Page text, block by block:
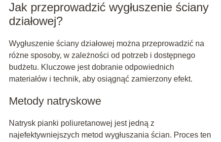
Jak przeprowadzić wygłuszenie ściany
działowej?
Wygłuszenie ściany działowej można przeprowadzić na
różne sposoby, w zależności od potrzeb i dostępnego
budżetu. Kluczowe jest dobranie odpowiednich
materiałów i technik, aby osiągnąć zamierzony efekt.
Metody natryskowe
Natrysk pianki poliuretanowej jest jedną z
najefektywniejszych metod wygłuszania ścian. Proces ten